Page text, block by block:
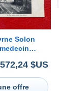
Solon
$US
offre